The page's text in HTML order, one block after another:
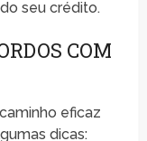
seu crédito.
COM
eficaz
dicas: